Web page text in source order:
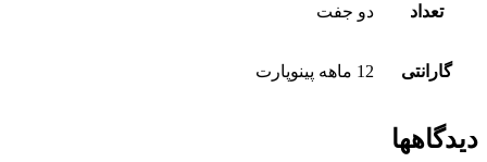
تعداد دو جفت
گارانتی 12 ماهه پینوپارت
دیدگاهها